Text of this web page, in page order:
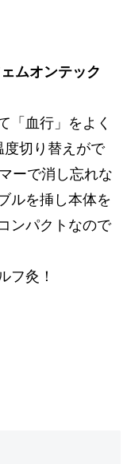
ムオンテック
「血行」をよく
切り替えがで
ーで消し忘れな
ルを挿し本体を
ンパクトなので
フ灸！